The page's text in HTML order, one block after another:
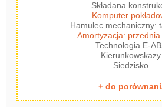
Składana
Komputer
Hamulec mechaniczny:
Amortyzacja: przednia
Technologia E-
Kierunkowskazy
Siedzisko
+ do